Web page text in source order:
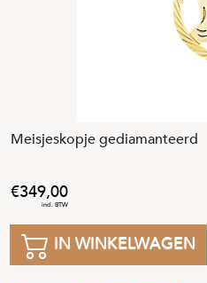
Meisjeskopje gediamanteerd
349,00
IN WINKELWAGEN